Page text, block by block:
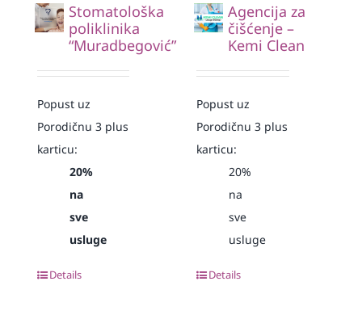
Stomatološka
poliklinika
“Muradbegović”
Popust uz
Porodičnu 3 plus
karticu:
20%
na
sve
usluge
Details
Agencija za
čišćenje –
Kemi Clean
Popust uz
Porodičnu 3 plus
karticu:
20%
na
sve
usluge
Details